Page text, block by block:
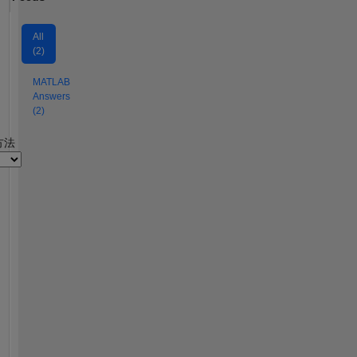
All
(2)
MATLAB
Answers
(2)
法